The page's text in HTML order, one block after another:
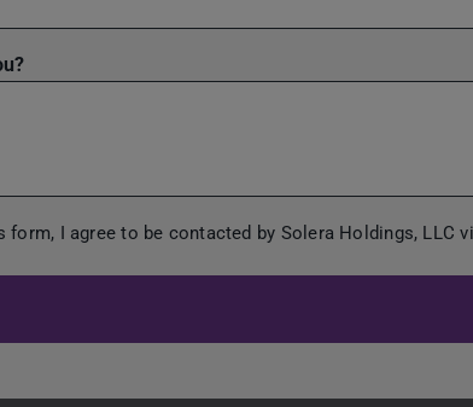
form, I agree to be contacted by Solera Holdings, LLC